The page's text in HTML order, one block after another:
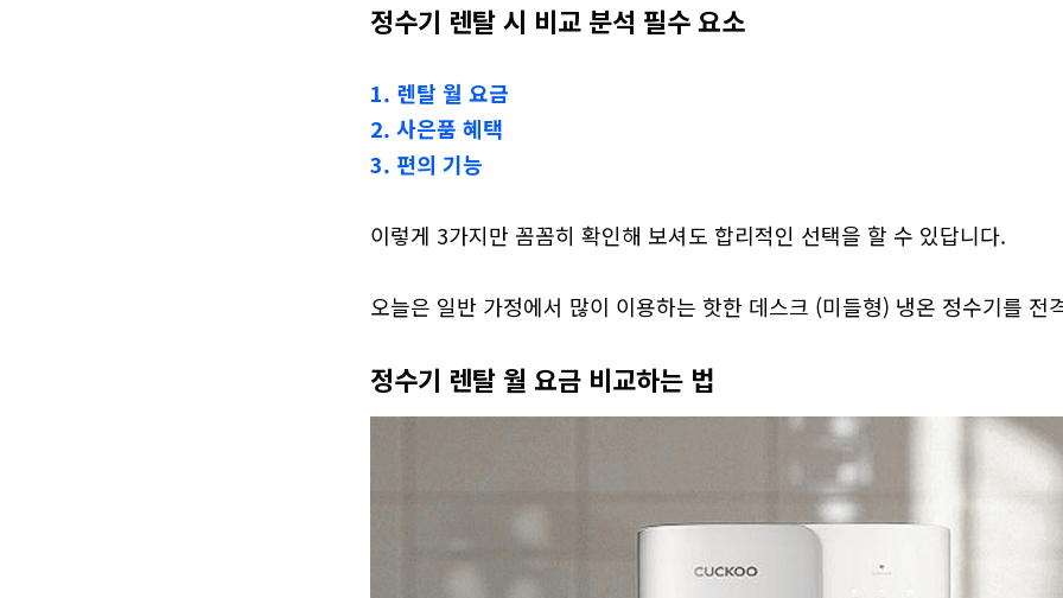
정수기 렌탈 시 비교 분석 필수 요소
1. 렌탈 월 요금
2. 사은품 혜택
3. 편의 기능
이렇게 3가지만 꼼꼼히 확인해 보셔도 합리적인 선택을 할 수 있답니다.
오늘은 일반 가정에서 많이 이용하는 핫한 데스크 (미들형) 냉온 정수기를 전
정수기 렌탈 월 요금 비교하는 법